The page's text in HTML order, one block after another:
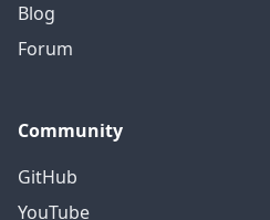
Blog
Forum
Community
GitHub
YouTube